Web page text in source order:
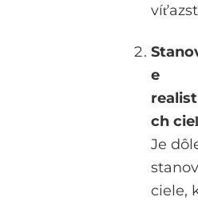
e
ch
Je
ciele,